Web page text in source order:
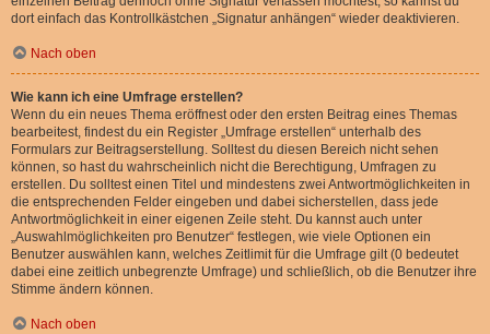
dort einfach das Kontrollkästchen „Signatur anhängen“ wieder deaktivieren.
Nach oben
Wie kann ich eine Umfrage erstellen?
Wenn du ein neues Thema eröffnest oder den ersten Beitrag eines Themas
bearbeitest, findest du ein Register „Umfrage erstellen“ unterhalb des
Formulars zur Beitragserstellung. Solltest du diesen Bereich nicht sehen
können, so hast du wahrscheinlich nicht die Berechtigung, Umfragen zu
erstellen. Du solltest einen Titel und mindestens zwei Antwortmöglichkeiten in
die entsprechenden Felder eingeben und dabei sicherstellen, dass jede
Antwortmöglichkeit in einer eigenen Zeile steht. Du kannst auch unter
„Auswahlmöglichkeiten pro Benutzer“ festlegen, wie viele Optionen ein
Benutzer auswählen kann, welches Zeitlimit für die Umfrage gilt (0 bedeutet
dabei eine zeitlich unbegrenzte Umfrage) und schließlich, ob die Benutzer ihre
Stimme ändern können.
Nach oben